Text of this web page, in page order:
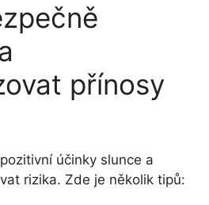
přínosy
účinky slunce a
rizika. Zde je několik tipů: